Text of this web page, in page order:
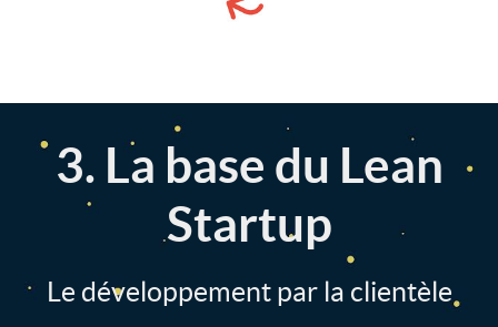
3. La base du Lean
Startup
Le développement par la clientèle